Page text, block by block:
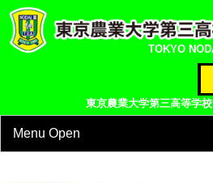
TOKYO
東京農業大学第三高等学
Menu Open